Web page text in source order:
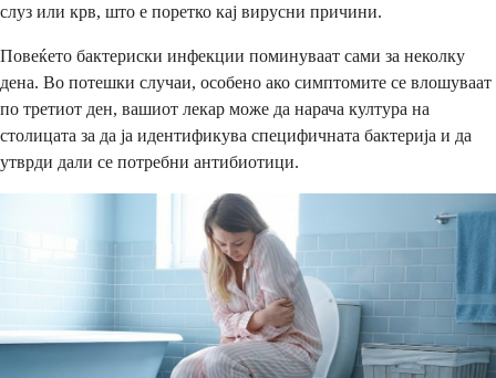
слуз или крв, што е поретко кај вирусни причини.
Повеќето бактериски инфекции поминуваат сами за неколку
дена. Во потешки случаи, особено ако симптомите се влошуваат
по третиот ден, вашиот лекар може да нарача култура на
столицата за да ја идентификува специфичната бактерија и да
утврди дали се потребни антибиотици.